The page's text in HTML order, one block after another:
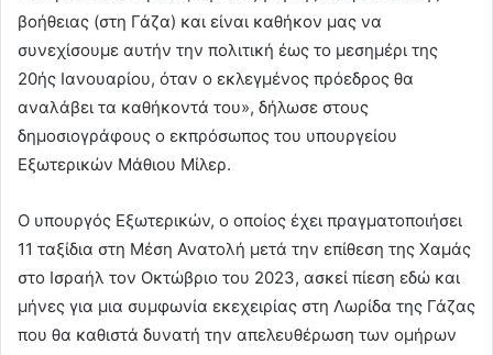
βοήθειας (στη Γάζα) και είναι καθήκον μας να
συνεχίσουμε αυτήν την πολιτική έως το μεσημέρι της
20ής Ιανουαρίου, όταν ο εκλεγμένος πρόεδρος θα
αναλάβει τα καθήκοντά του», δήλωσε στους
δημοσιογράφους ο εκπρόσωπος του υπουργείου
Εξωτερικών Μάθιου Μίλερ.
Ο υπουργός Εξωτερικών, ο οποίος έχει πραγματοποιήσει
11 ταξίδια στη Μέση Ανατολή μετά την επίθεση της Χαμάς
στο Ισραήλ τον Οκτώβριο του 2023, ασκεί πίεση εδώ και
μήνες για μια συμφωνία εκεχειρίας στη Λωρίδα της Γάζας
που θα καθιστά δυνατή την απελευθέρωση των ομήρων